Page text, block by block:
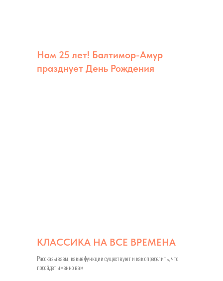
Нам 25 лет! Балтимор-Амур
празднует День Рождения
КЛАССИКА НА ВСЕ ВРЕМЕНА
Рассказываем, какие функции существуют и как определить, что
подойдет именно вам